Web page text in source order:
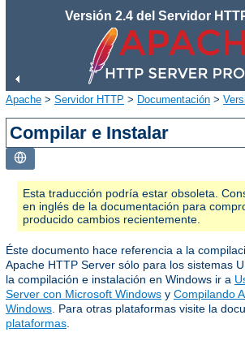
Versión 2.4 del Servidor
Apache > Servidor HTTP > Documentación >
Compilar e Instalar
Esta traducción podría estar obsoleta.
en inglés de la documentación para
producido cambios recientemente.
Éste documento hace referencia a la
Apache HTTP Server sólo para los sistemas
la compilación e instalación en Windows ir a
Server con Microsoft Windows y Compilando
Windows . Para otras plataformas visite la
plataformas